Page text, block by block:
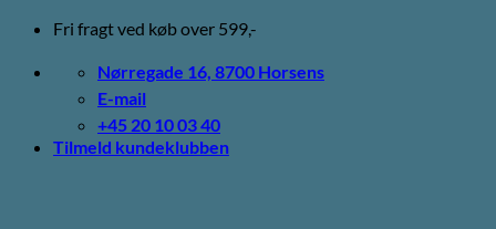
Fortsæt
indhold
Fri fragt ved køb over 599,-
Nørregade 16, 8700 Horsens
E-mail
+45 20 10 03 40
Tilmeld kundeklubben